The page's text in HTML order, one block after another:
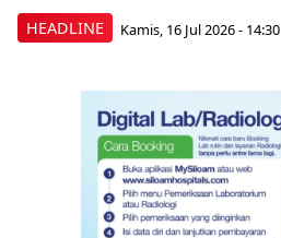
HEADLINE Kamis, 16 Jul 2026 - 14:30